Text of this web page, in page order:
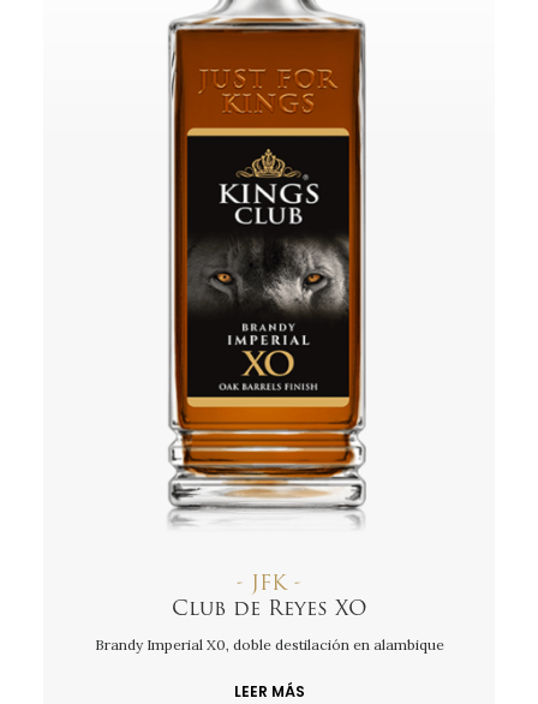
- JFK -
Club de Reyes XO
Brandy Imperial X0, doble destilación en alambique
LEER MÁS